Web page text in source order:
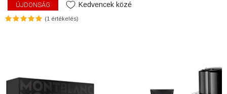
ÚJDONSÁG Kedvencek közé
(1 értékelés)